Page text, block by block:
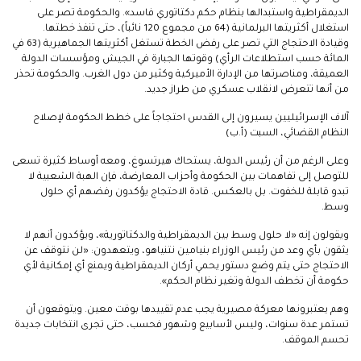
الديمقراطية واستبدالها بنظام حكم دكتاتوري فاسد». والحكومة تصر على
استغلال أكثريتها البرلمانية (64 من مجموع 120 نائباً)، حتى تنفذ خطتها.
وقيادة الاحتجاج التي تصر على رفض الخطة تستغل أكثريتها الجماهيرية (63 في
المائة حسب استطلاعات الرأي) وقوتها الجبارة في الجيش ومؤسسات الدولة
العميقة، ومناصرتها من الإدارة الأميركية وكثير من دول الغرب. والحكومة تحذر
من أنها تتعرض لانقلاب عسكري من طراز جديد.
آلاف الإسرائيليين يسيرون إلى القدس احتجاجاً على خطط الحكومة لإصلاح
النظام القضائي، السبت (أ.ب)
وعلى الرغم من أن رئيس الدولة، يستحاك هيرتسوغ، ومعه أوساط كثيرة تسعى
للتوصل إلى تفاهمات بين الحكومة وأحزاب المعارضة، فإن الهبة الشعبية لا
تبدو قابلة للخفوت. بل بالعكس. قادة الاحتجاج يؤكدون رفضهم أي حلول
وسط.
ويقولون إنه «لا حلول وسط بين الديمقراطية والدكتاتورية»، ويؤكدون أنهم لا
يثقون بأي وعد من رئيس الوزراء بنيامين نتنياهو، ويتعهدون: «لن نتوقف عن
الاحتجاج حتى يتم وضع دستور يحمي أركان الديمقراطية ويمنع أي إمكانية لأي
حكومة أن تخطف الدولة وتغير نظام الحكم».
وهم يعتبرونها معركة مصيرية يجب عدم تقييدها بوقت معين. ويتوقعون أن
تستمر عدة سنوات، وليس لأسابيع وشهور فحسب، حتى تجرى انتخابات جديدة
تحسم الموقف.